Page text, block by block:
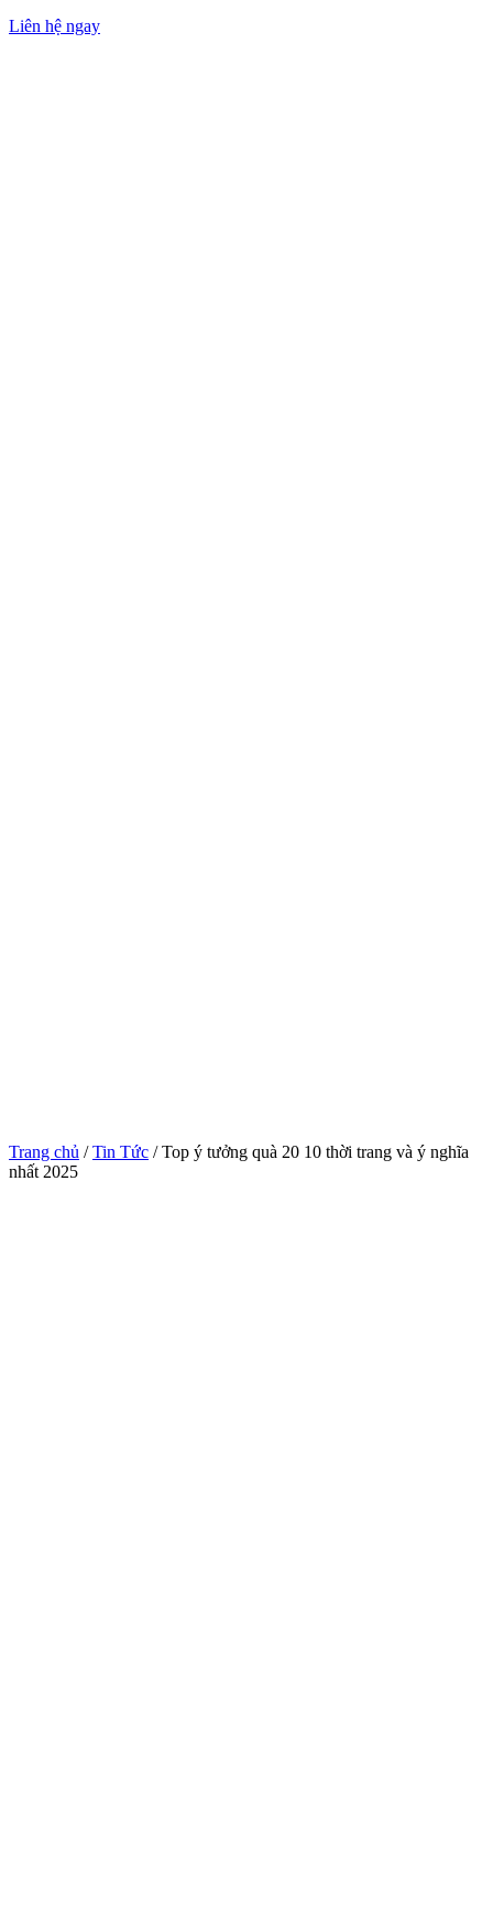
Liên hệ ngay
Trang chủ /Tin Tức / Top ý tưởng quà 20 10 thời trang và ý nghĩa
nhất 2025